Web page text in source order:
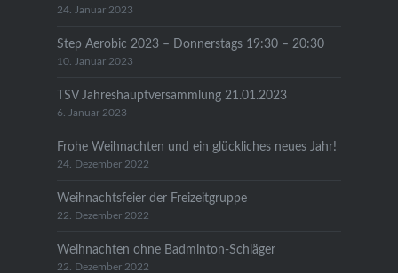
24. Januar 2023
Step Aerobic 2023 – Donnerstags 19:30 – 20:30
10. Januar 2023
TSV Jahreshauptversammlung 21.01.2023
6. Januar 2023
Frohe Weihnachten und ein glückliches neues Jahr!
24. Dezember 2022
Weihnachtsfeier der Freizeitgruppe
22. Dezember 2022
Weihnachten ohne Badminton-Schläger
22. Dezember 2022